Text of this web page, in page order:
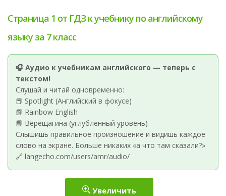
Страница 1 от ГДЗ к учебнику по английскому
языку за 7 класс
🎧 Аудио к учебникам английского — теперь с
текстом!
Слушай и читай одновременно:
📕 Spotlight (Английский в фокусе)
📗 Rainbow English
📘 Верещагина (углублённый уровень)
Слышишь правильное произношение и видишь каждое
слово на экране. Больше никаких «а что там сказали?»
🔗 langecho.com/users/amr/audio/
Увеличить